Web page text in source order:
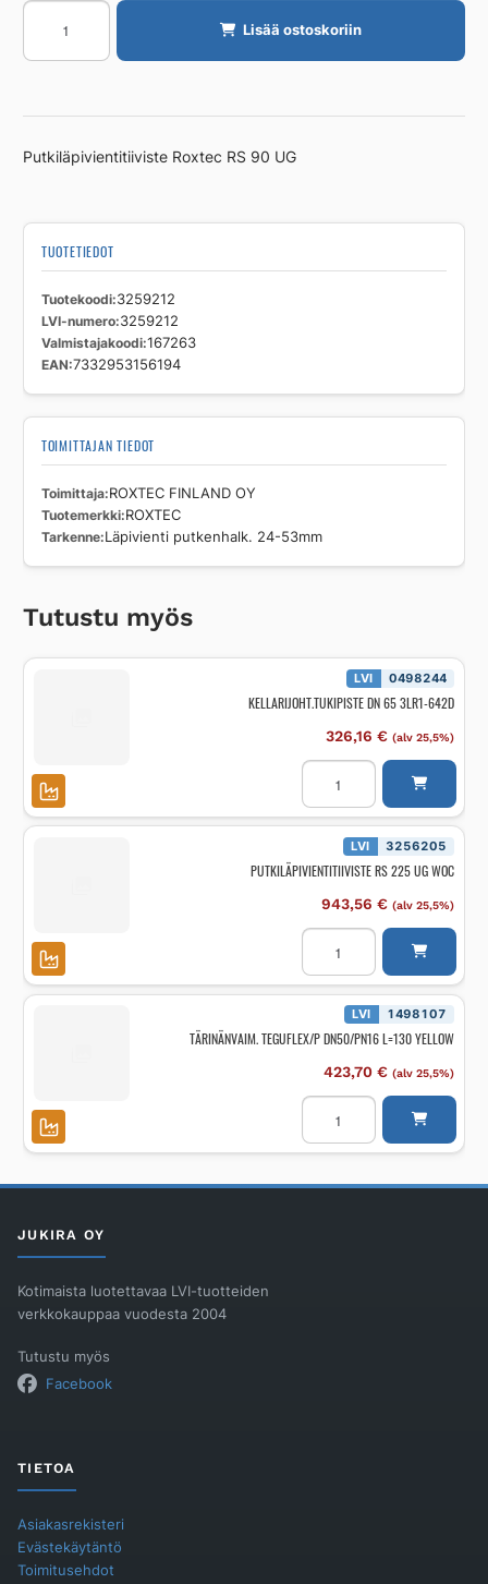
Putkiläpivienti
Roxtec
Läpivienti
24-
määrä
Lisää ostoskoriin
Putkiläpivientitiiviste Roxtec RS 90 UG
TUOTETIEDOT
Tuotekoodi 3259212
LVI-numero 3259212
Valmistajakoodi 167263
EAN 7332953156194
TOIMITTAJAN TIEDOT
Toimittaja ROXTEC FINLAND OY
Tuotemerkki ROXTEC
Tarkenne Läpivienti putkenhalk. 24-53mm
Tutustu myös
LVI 0498244
KELLARIJOHT.TUKIPISTE DN 65 3LR1-642D
326,16 € (alv 25,5%)
KELLARIJOHT.TUKIPISTE
3LR1-
642D
määrä LVI 3256205
PUTKILÄPIVIENTITIIVISTE RS 225 UG WOC
943,56 € (alv 25,5%)
PUTKILÄPIVIENTITIIVISTE
UG
WOC
määrä LVI 1498107
TÄRINÄNVAIM. TEGUFLEX/P DN50/PN16 L=130 YELLOW
423,70 € (alv 25,5%)
TÄRINÄNVAIM.
TEGUFLEX/P
DN50/PN16
L=130
JUKIRA OY
Kotimaista luotettavaa LVI-tuotteiden
verkkokauppaa vuodesta 2004
Tutustu myös
Facebook
TIETOA
Asiakasrekisteri
Evästekäytäntö
Toimitusehdot